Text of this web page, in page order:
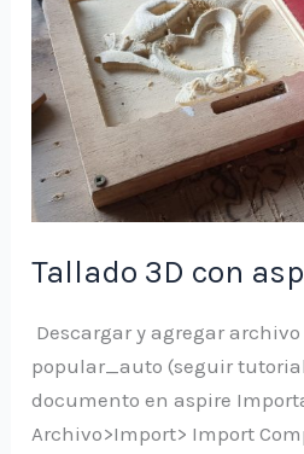
Tallado 3D con
Descargar y agregar
popular_auto (seguir
documento en aspire
Archivo>Import> Import